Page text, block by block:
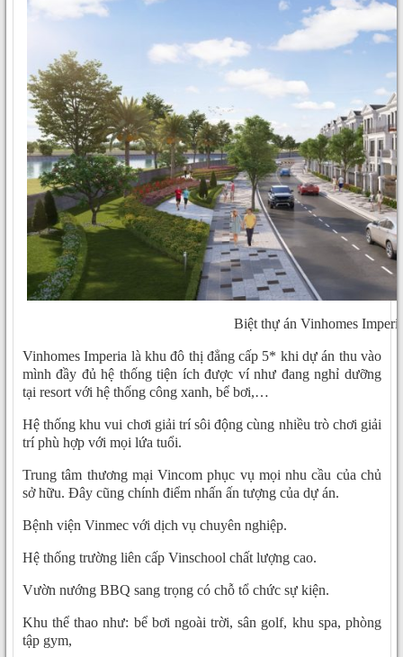
Biệt thự án Vinhomes
Vinhomes Imperia là khu đô thị đẳng cấp 5* khi dự án thu vào
mình đầy đủ hệ thống tiện ích được ví như đang nghỉ dưỡng
tại resort với hệ thống công xanh, bể bơi,…
Hệ thống khu vui chơi giải trí sôi động cùng nhiều trò chơi giải
trí phù hợp với mọi lứa tuổi.
Trung tâm thương mại Vincom phục vụ mọi nhu cầu của chủ
sở hữu. Đây cũng chính điểm nhấn ấn tượng của dự án.
Bệnh viện Vinmec với dịch vụ chuyên nghiệp.
Hệ thống trường liên cấp Vinschool chất lượng cao.
Vườn nướng BBQ sang trọng có chỗ tổ chức sự kiện.
Khu thể thao như: bể bơi ngoài trời, sân golf, khu spa, phòng
tập gym,